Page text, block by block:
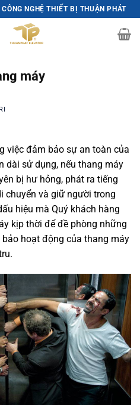
NGHỆ THIẾT BỊ THUẬN PHÁT
máy
việc đảm bảo sự an toàn của
dài sử dụng, nếu thang máy
bị hư hỏng, phát ra tiếng
chuyển và giữ người trong
hiệu mà Quý khách hàng
kịp thời để đề phòng những
hoạt động của thang máy